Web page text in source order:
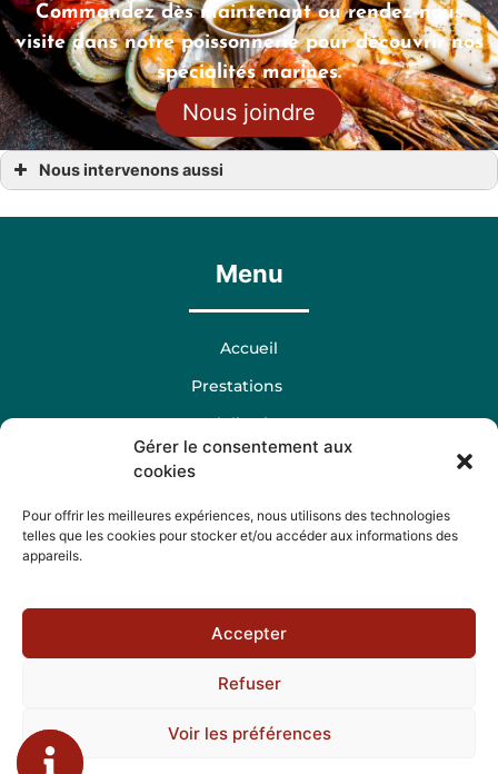
Gérer le consentement aux
cookies
Pour offrir les meilleures expériences, nous utilisons des technologies
telles que les cookies pour stocker et/ou accéder aux informations des
appareils.
Accepter
Refuser
Voir les préférences
Commandez dès maintenant ou rendez-nous
visite dans notre poissonnerie pour découvrir nos
spécialités marines.
Nous joindre
Nous intervenons aussi
Menu
Accueil
Prestations
Réalisations
06 61 80 87 70
Politique de confidentialité